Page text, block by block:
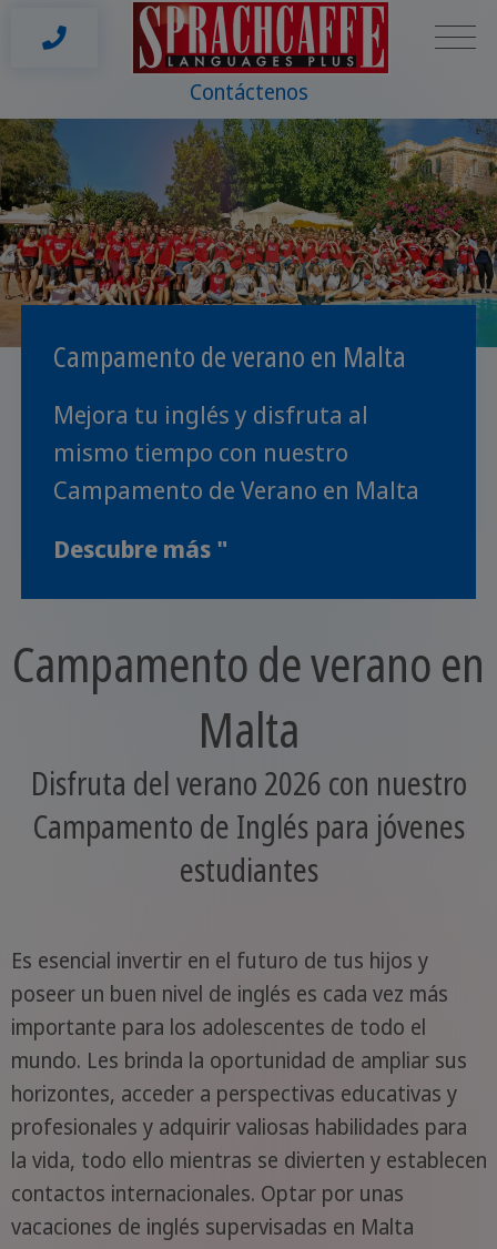
Contáctenos
Campamento de verano en Malta
Mejora tu inglés y disfruta al
mismo tiempo con nuestro
Campamento de Verano en Malta
Descubre más "
Campamento de verano en
Malta
Disfruta del verano 2026 con nuestro
Campamento de Inglés para jóvenes
estudiantes
Es esencial invertir en el futuro de tus hijos y
poseer un buen nivel de inglés es cada vez más
importante para los adolescentes de todo el
mundo. Les brinda la oportunidad de ampliar sus
horizontes, acceder a perspectivas educativas y
profesionales y adquirir valiosas habilidades para
la vida, todo ello mientras se divierten y establecen
contactos internacionales. Optar por unas
vacaciones de inglés supervisadas en Malta